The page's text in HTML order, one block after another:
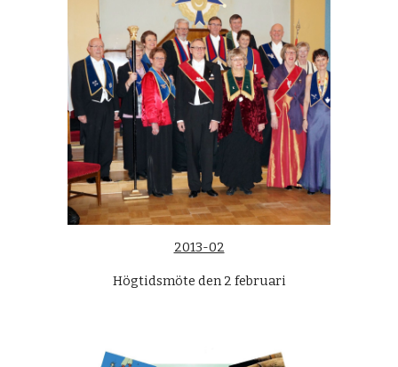
2013-02
Högtidsmöte den 2 februari